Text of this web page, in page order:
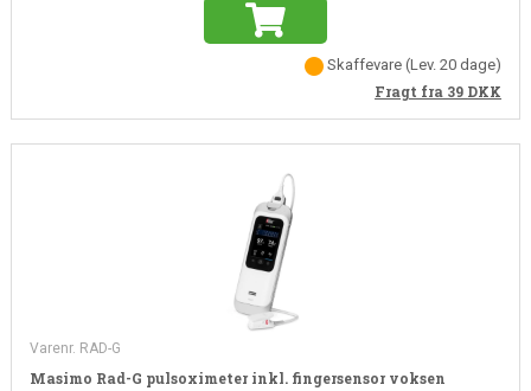
Skaffevare(Lev. 20 dage)
Fragt fra 39 DKK
Varenr. RAD-G
Masimo Rad-G pulsoximeter inkl. fingersensor voksen